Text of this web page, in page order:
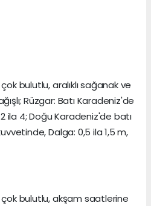
bulutlu, aralıklı sağanak ve
Rüzgar: Batı Karadeniz'de
ila 4; Doğu Karadeniz'de batı
Dalga: 0,5 ila 1,5 m,
çok bulutlu, akşam saatlerine